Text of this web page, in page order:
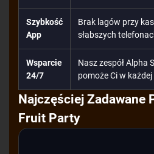
Szybkość
App
Brak lagów przy
słabszych
Wsparcie
24/7
Nasz zespół Alpha
pomoże Ci w
Najczęściej Zadawane
Fruit Party